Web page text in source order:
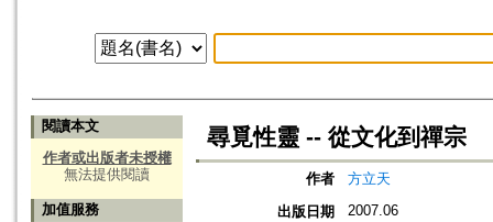
閱讀本文
作者或出版者未授權
無法提供閱讀
加值服務
尋覓性靈 -- 從文化到禪宗
作者
方立天
出版日期
2007.06